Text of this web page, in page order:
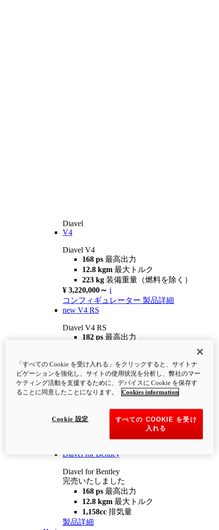
Diavel
V4
Diavel V4
168 ps 最高出力
12.8 kgm 最大トルク
223 kg 装備重量（燃料を除く）
¥ 3,220,000～ i
コンフィギュレーター 製品詳細
new V4 RS
Diavel V4 RS
182 ps 最高出力
¥4,400,000 i
コンフィギュレーター 製品詳細
newV4 RS 100
12.2 kgm
最大トルク
装備重量（燃料を除く）
Diavel for Bentley
Diavel for Bentley
完売いたしました
168 ps 最高出力
12.8 kgm 最大トルク
1,158cc 排気量
製品詳細
「すべての Cookie を受け入れる」をクリックすると、サイトナ
ビゲーションを強化し、サイトの使用状況を分析し、弊社のマー
ケティング活動を支援するために、デバイスに Cookie を保存す
ることに同意したことになります。
Cookies information
すべての COOKIE を受け
入れる
Cookie 設定